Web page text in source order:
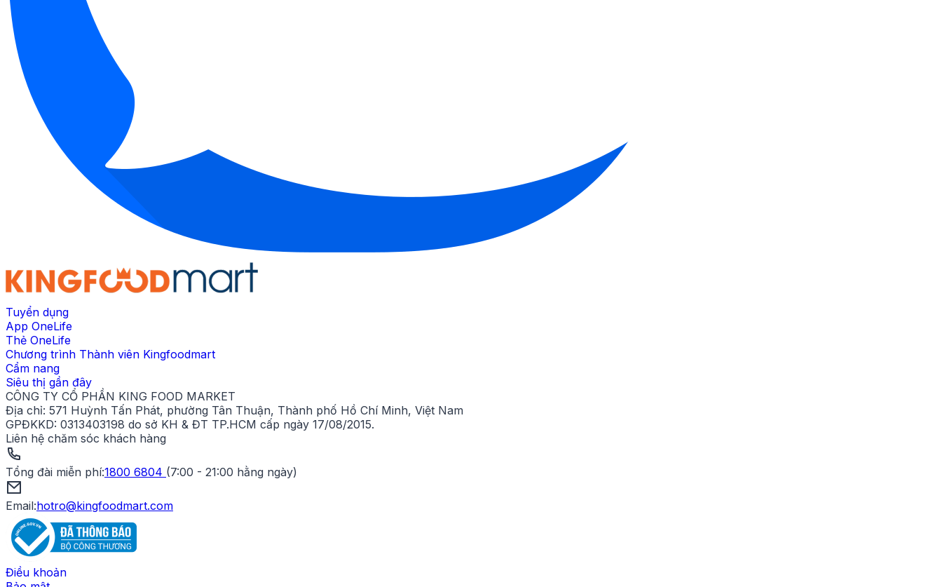
Tuyển dụng
App OneLife
Thẻ OneLife
Chương trình Thành viên Kingfoodmart
Cẩm nang
Siêu thị gần đây
CÔNG TY CỔ PHẦN KING FOOD MARKET
Địa chỉ: 571 Huỳnh Tấn Phát, phường Tân Thuận, Thành phố Hồ Chí Minh, Việt Nam
GPĐKKD: 0313403198 do sở KH & ĐT TP.HCM cấp ngày 17/08/2015.
Liên hệ chăm sóc khách hàng
Tổng đài miễn phí:1800 6804 (7:00 - 21:00 hằng ngày)
Email:hotro@kingfoodmart.com
Điều khoản